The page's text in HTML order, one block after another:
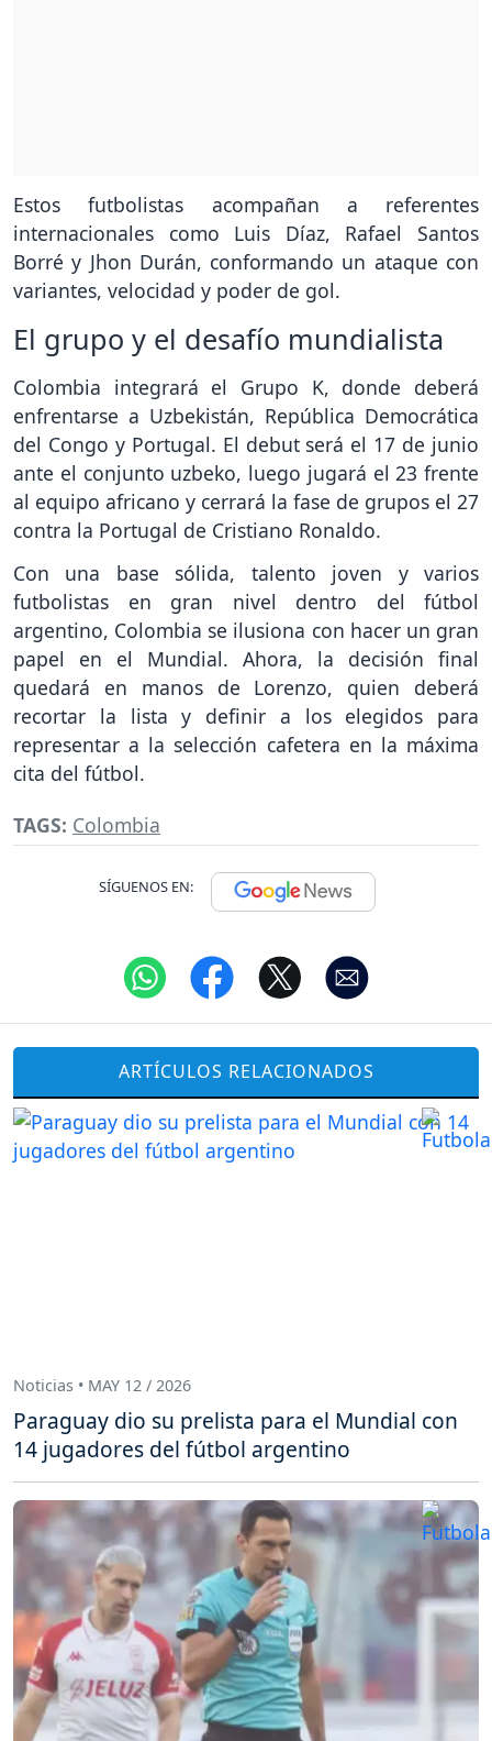
Estos futbolistas acompañan a referentes
internacionales como Luis Díaz, Rafael Santos
Borré y Jhon Durán, conformando un ataque con
variantes, velocidad y poder de gol.
El grupo y el desafío mundialista
Colombia integrará el Grupo K, donde deberá
enfrentarse a Uzbekistán, República Democrática
del Congo y Portugal. El debut será el 17 de junio
ante el conjunto uzbeko, luego jugará el 23 frente
al equipo africano y cerrará la fase de grupos el 27
contra la Portugal de Cristiano Ronaldo.
Con una base sólida, talento joven y varios
futbolistas en gran nivel dentro del fútbol
argentino, Colombia se ilusiona con hacer un gran
papel en el Mundial. Ahora, la decisión final
quedará en manos de Lorenzo, quien deberá
recortar la lista y definir a los elegidos para
representar a la selección cafetera en la máxima
cita del fútbol.
TAGS: Colombia
SÍGUENOS EN:
ARTÍCULOS RELACIONADOS
Noticias • MAY 12 / 2026
Paraguay dio su prelista para el Mundial con
14 jugadores del fútbol argentino